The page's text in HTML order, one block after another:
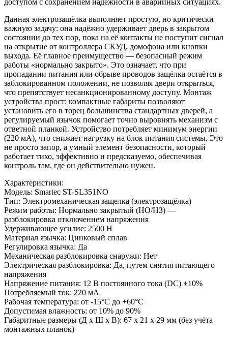
Данная электрозащёлка выполняет простую, но критически
важную задачу: она надёжно удерживает дверь в закрытом
состоянии до тех пор, пока на её контакты не поступит сигнал
на открытие от контроллера СКУД, домофона или кнопки
выхода. Её главное преимущество — безопасный режим
работы «нормально закрыто». Это означает, что при
пропадании питания или обрыве проводов защёлка остаётся в
заблокированном положении, не позволяя двери открыться,
что препятствует несанкционированному доступу. Монтаж
устройства прост: компактные габариты позволяют
установить его в торец большинства стандартных дверей, а
регулируемый язычок помогает точно выровнять механизм с
ответной планкой. Устройство потребляет минимум энергии
(220 мА), что снижает нагрузку на блок питания системы. Это
не просто запор, а умный элемент безопасности, который
работает тихо, эффективно и предсказуемо, обеспечивая
контроль там, где он действительно нужен.
Характеристики:
Модель: Smartec ST-SL351NO
Тип: Электромеханическая защелка (электрозащёлка)
Режим работы: Нормально закрытый (НО/НЗ) —
разблокировка отключением напряжения
Удерживающее усилие: 2500 Н
Материал язычка: Цинковый сплав
Регулировка язычка: Да
Механическая разблокировка снаружи: Нет
Электрическая разблокировка: Да, путем снятия питающего
напряжения
Напряжение питания: 12 В постоянного тока (DC) ±10%
Потребляемый ток: 220 мА
Рабочая температура: от -15°C до +60°C
Допустимая влажность: от 10% до 90%
Габаритные размеры (Д х Ш х В): 67 x 21 x 29 мм (без учёта
монтажных планок)